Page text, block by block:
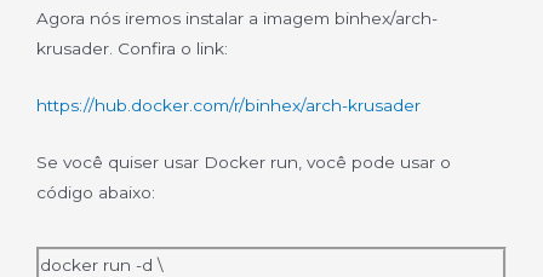
Agora nós iremos instalar a imagem binhex/arch-
krusader. Confira o link:
https://hub.docker.com/r/binhex/arch-krusader
Se você quiser usar Docker run, você pode usar o
código abaixo:
docker run -d \